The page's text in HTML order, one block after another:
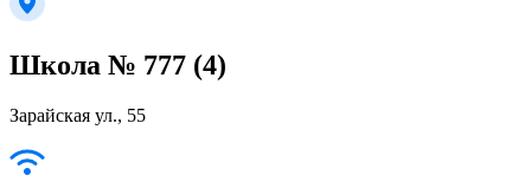
Школа № 777 (4)
Зарайская ул., 55